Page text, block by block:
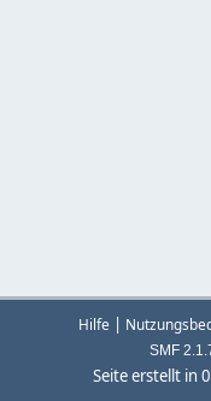
Hilfe |
SMF
Seite erstellt in